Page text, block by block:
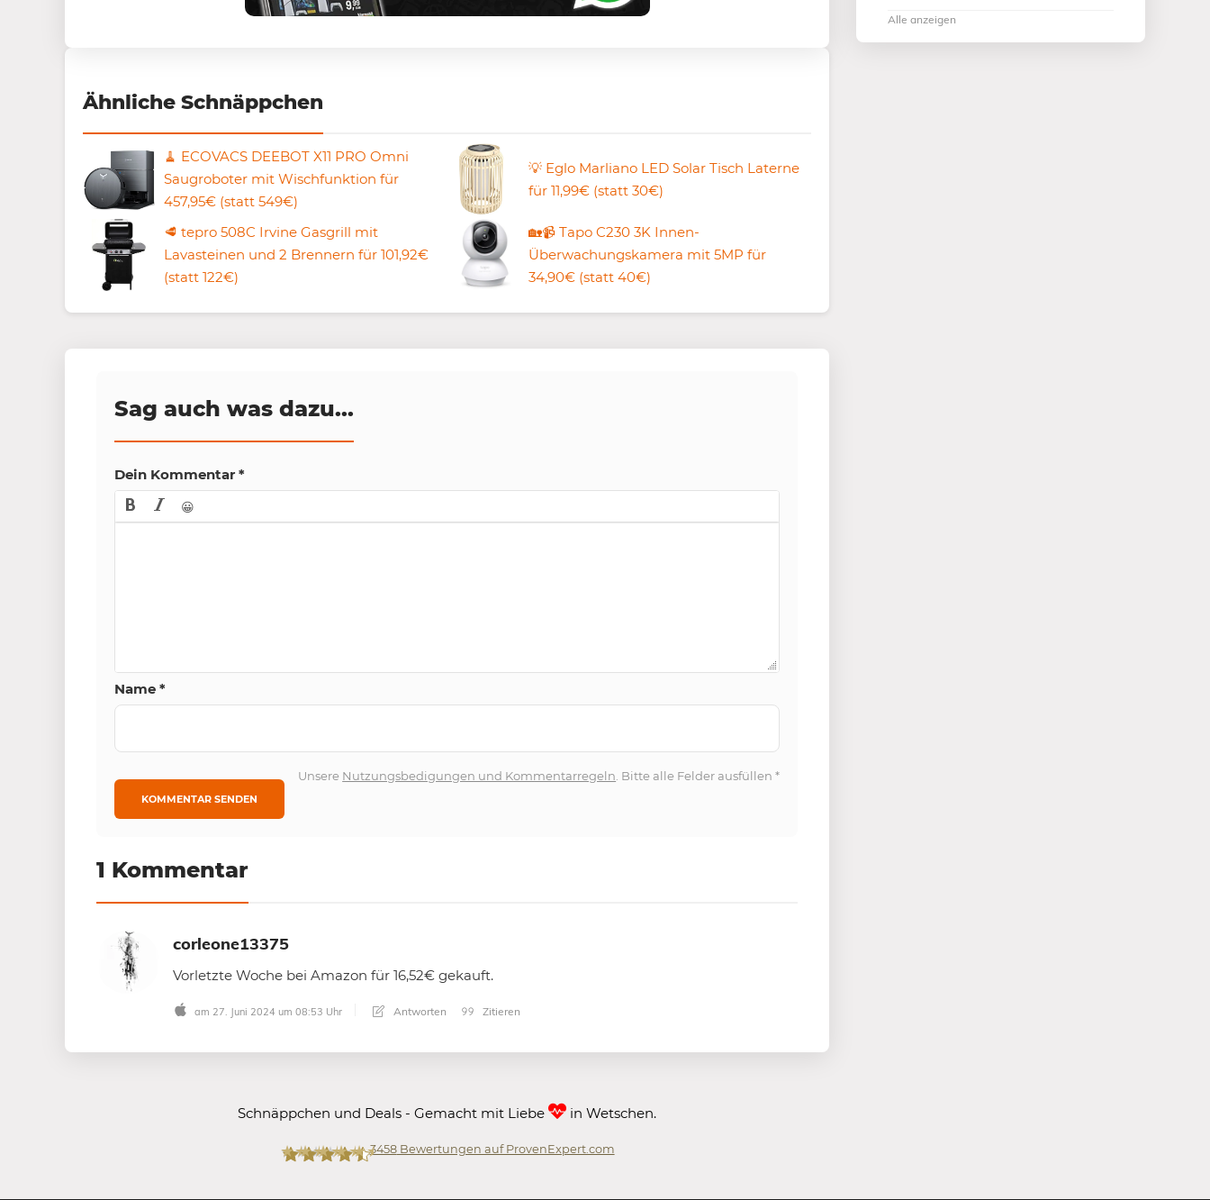
Ähnliche Schnäppchen
🧹 ECOVACS DEEBOT X11 PRO Omni
Saugroboter mit Wischfunktion für
457,95€ (statt 549€)
💡 Eglo Marliano LED Solar Tisch Laterne
für 11,99€ (statt 30€)
🥩 tepro 508C Irvine Gasgrill mit
Lavasteinen und 2 Brennern für 101,92€
(statt 122€)
🏡📹 Tapo C230 3K Innen-
Überwachungskamera mit 5MP für
34,90€ (statt 40€)
Sag auch was dazu...
Dein Kommentar *
😀
Name *
Unsere Nutzungsbedigungen und Kommentarregeln . Bitte alle Felder ausfüllen*
1 Kommentar
corleone13375
Vorletzte Woche bei Amazon für 16,52€ gekauft.
am 27. Juni 2024 um 08:53 Uhr Antworten Zitieren
Schnäppchen und Deals - Gemacht mit Liebe in Wetschen.
3458Bewertungen auf ProvenExpert.com
Alle anzeigen